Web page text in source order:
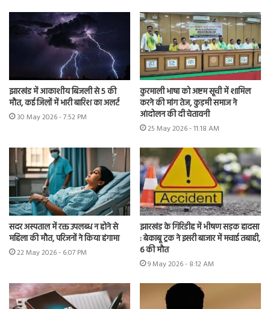
झारखंड में आकाशीय बिजली से 5 की
मौत, कई जिलों में भारी बारिश का अलर्ट
30 May 2026 - 7:52 PM
कुरमाली भाषा को अष्टम सूची में शामिल
करने की मांग तेज, कुड़मी समाज ने
आंदोलन की दी चेतावनी
25 May 2026 - 11:18 AM
सदर अस्पताल में रक्त उपलब्ध न होने से
महिला की मौत, परिजनों ने किया हंगामा
22 May 2026 - 6:07 PM
झारखंड के गिरिडीह में भीषण सड़क हादसा
: बेकाबू ट्रक ने इसरी बाजार में मचाई तबाही,
6 की मौत
9 May 2026 - 8:12 AM